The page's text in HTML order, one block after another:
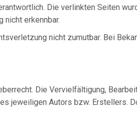
Die verlinkten Seiten
nicht erkennbar.
nicht zumutbar. Bei
Die Vervielfältigung,
jeweiligen Autors bzw. Erstellers.